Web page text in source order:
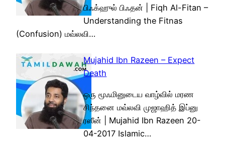
பிஃக்ஹுல் பிஃதன் | Fiqh Al-Fitan –
Understanding the Fitnas
(Confusion) மவ்லவி…
Mujahid Ibn Razeen – Expect
Death
ஒரு மூஃமினுடைய வாழ்வில் மரண
சிந்தனை மவ்லவி முஜாஹித் இப்னு
ரஸீன் | Mujahid Ibn Razeen 20-
04-2017 Islamic…